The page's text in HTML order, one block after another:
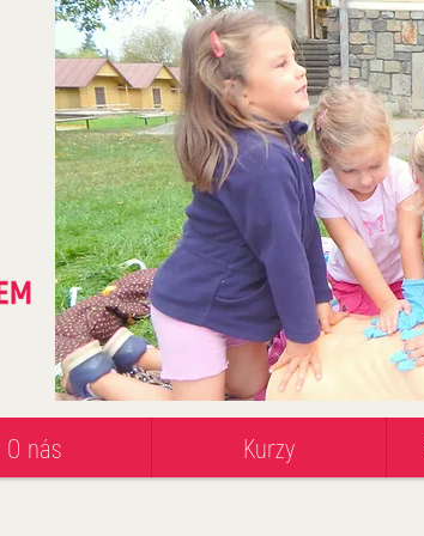
O nás Kurzy